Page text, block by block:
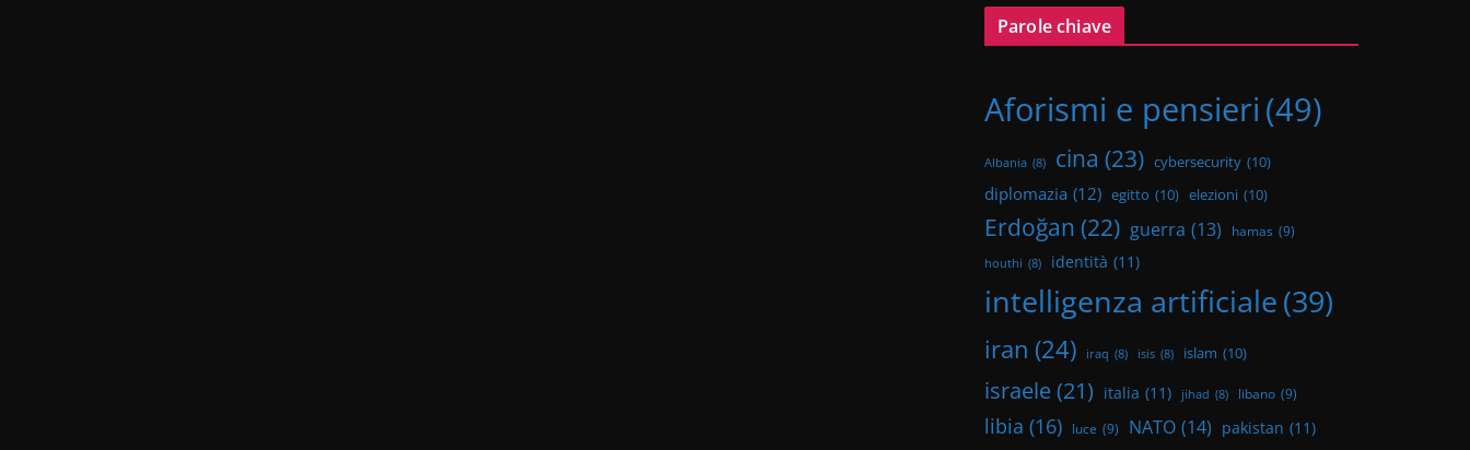
Parole chiave
Aforismi e pensieri (49)
Albania (8) cina (23) cybersecurity (10)
diplomazia (12) egitto (10) elezioni (10)
Erdoğan (22) guerra (13) hamas (9)
houthi (8) identità (11)
intelligenza artificiale(39)
iran (24) iraq (8) isis (8) islam (10)
israele(21) italia (11) jihad (8) libano (9)
libia (16) luce (9) NATO (14) pakistan (11)